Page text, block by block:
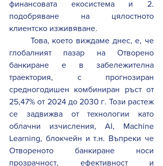
финансовата екосистема и 2.
подобряване на цялостното
клиентско изживяване.
Това, което виждаме днес, е, че
глобалният пазар на Отворено
банкиране е в забележителна
траектория, с прогнозиран
средногодишен комбиниран ръст от
25,47% от 2024 до 2030 г. Този растеж
се задвижва от технологии като
облачни изчисления, AI, Machine
Learning, блокчейн и т.н. Въпреки че
Отвореното банкиране носи
прозрачност, ефективност и